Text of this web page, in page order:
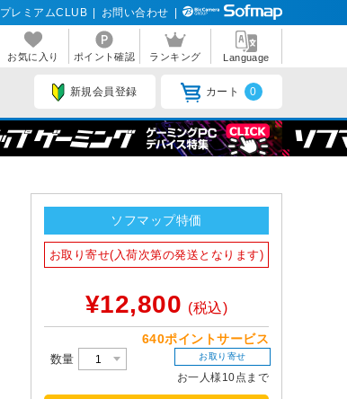
プレミアムCLUB お問い合わせ
お気に入り ポイント確認 ランキング Language
新規会員登録 カート 0
ソフマップ特価
お取り寄せ(入荷次第の発送となります)
¥12,800 (税込)
640ポイントサービス
数量 お取り寄せ
お一人様10点まで